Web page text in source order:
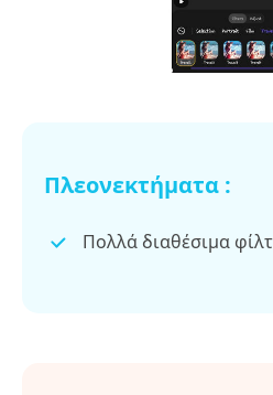
Πλεονεκτήματα :
Πολλά διαθέσιμα